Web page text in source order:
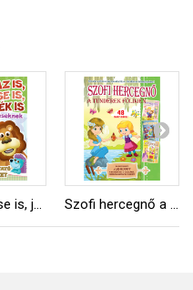
Igaz is, mese is, játék is Szofi hercegnő a tündérek földjén